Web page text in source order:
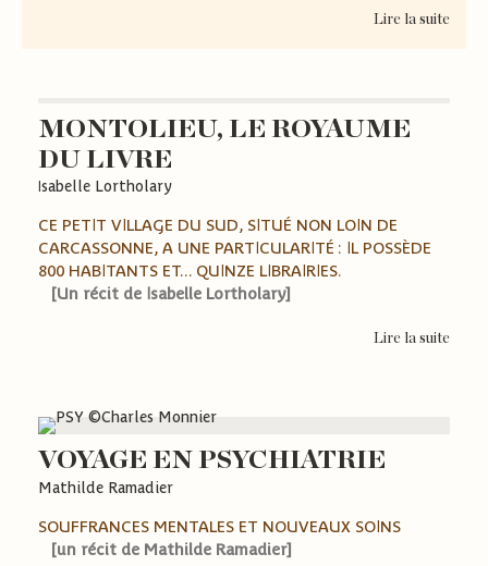
Lire la suite
MONTOLIEU, LE ROYAUME
DU LIVRE
Isabelle Lortholary
CE PETIT VILLAGE DU SUD, SITUÉ NON LOIN DE
CARCASSONNE, A UNE PARTICULARITÉ : IL POSSÈDE
800 HABITANTS ET... QUINZE LIBRAIRIES.
[Un récit de Isabelle Lortholary]
Lire la suite
VOYAGE EN PSYCHIATRIE
Mathilde Ramadier
SOUFFRANCES MENTALES ET NOUVEAUX SOINS
[un récit de Mathilde Ramadier]